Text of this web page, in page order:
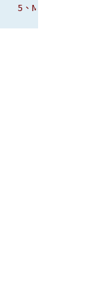
6、伊娃夫人